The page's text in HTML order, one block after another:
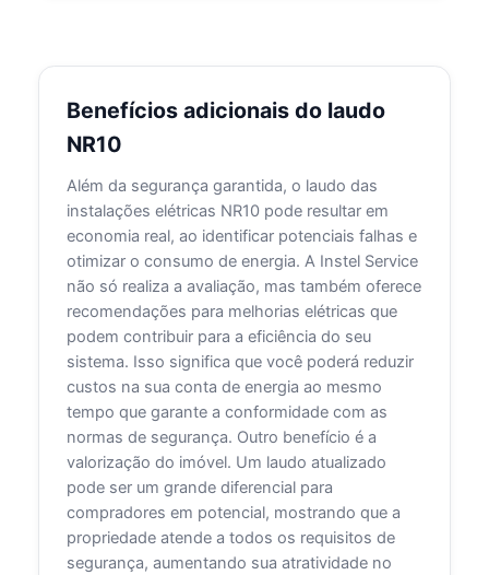
Benefícios adicionais do laudo
NR10
Além da segurança garantida, o laudo das
instalações elétricas NR10 pode resultar em
economia real, ao identificar potenciais falhas e
otimizar o consumo de energia. A Instel Service
não só realiza a avaliação, mas também oferece
recomendações para melhorias elétricas que
podem contribuir para a eficiência do seu
sistema. Isso significa que você poderá reduzir
custos na sua conta de energia ao mesmo
tempo que garante a conformidade com as
normas de segurança. Outro benefício é a
valorização do imóvel. Um laudo atualizado
pode ser um grande diferencial para
compradores em potencial, mostrando que a
propriedade atende a todos os requisitos de
segurança, aumentando sua atratividade no